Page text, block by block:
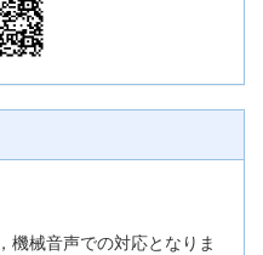
機械音声での対応となりま